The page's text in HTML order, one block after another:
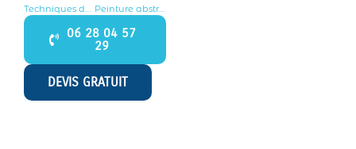
06 28 04 57
29
DEVIS GRATUIT